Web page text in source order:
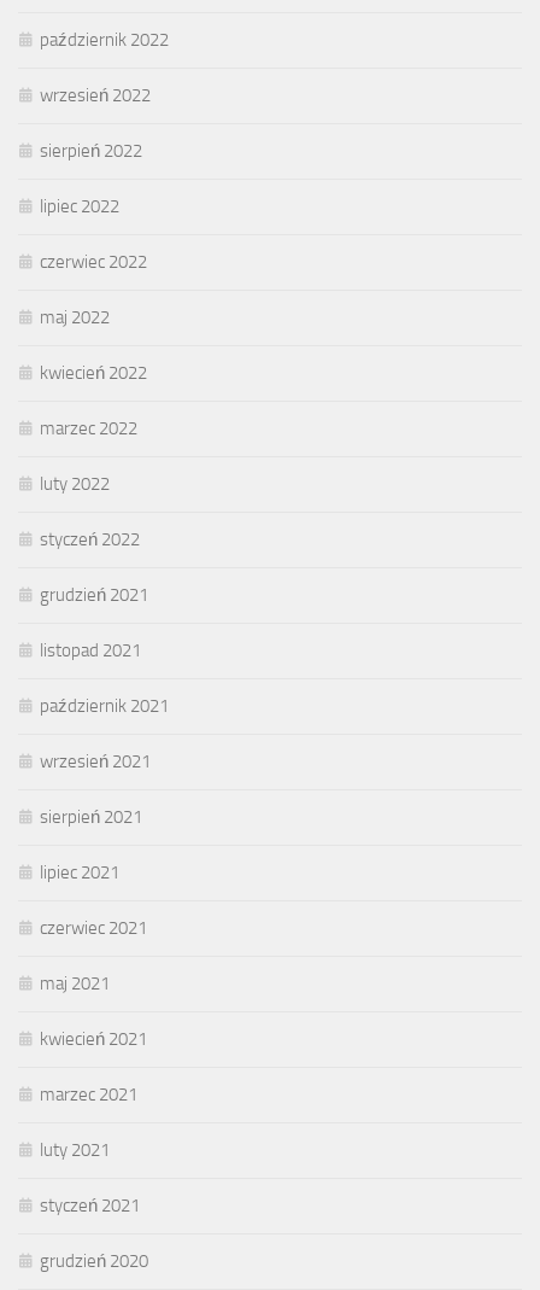
październik 2022
wrzesień 2022
sierpień 2022
lipiec 2022
czerwiec 2022
maj 2022
kwiecień 2022
marzec 2022
luty 2022
styczeń 2022
grudzień 2021
listopad 2021
październik 2021
wrzesień 2021
sierpień 2021
lipiec 2021
czerwiec 2021
maj 2021
kwiecień 2021
marzec 2021
luty 2021
styczeń 2021
grudzień 2020